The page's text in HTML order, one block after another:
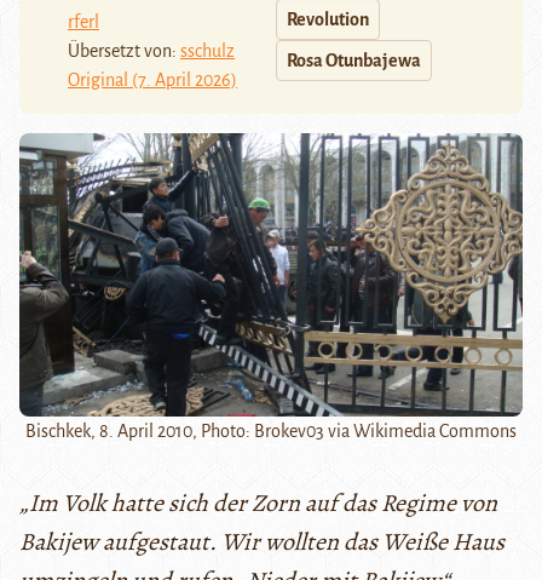
rferl
Übersetzt von: sschulz
Original (7. April 2026)
Revolution
Rosa Otunbajewa
Bischkek, 8. April 2010, Photo: Brokev03 via Wikimedia Commons
„Im Volk hatte sich der Zorn auf das Regime von
Bakijew aufgestaut. Wir wollten das Weiße Haus